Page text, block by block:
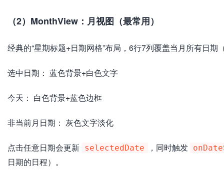
（2）MonthView：月视图（最常用）
经典的“星期标题+日期网格”布局，6行7列覆盖当月所有日
选中日期： 蓝色背景+白色文字
今天： 白色背景+蓝色边框
非当前月日期： 灰色文字淡化
点击任意日期会更新 selectedDate ，同时触发
日期的日程）。